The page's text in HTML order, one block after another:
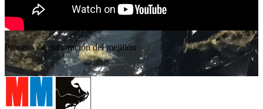
Proceso de elaboración delmejillón